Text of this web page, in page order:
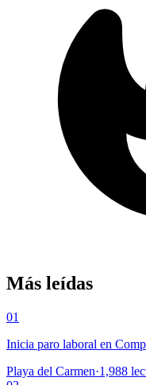
Más leídas
01
Inicia paro laboral en
Playa del Carmen·1,988